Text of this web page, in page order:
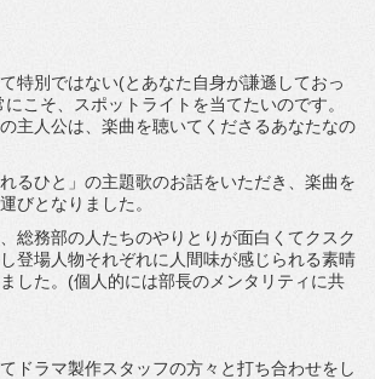
特別ではない(とあなた自身が謙遜しておっ
こそ、スポットライトを当てたいのです。
主人公は、楽曲を聴いてくださるあなたなの
れるひと」の主題歌のお話をいただき、楽曲を
びとなりました。
総務部の人たちのやりとりが面白くてクスク
登場人物それぞれに人間味が感じられる素晴
した。(個人的には部長のメンタリティに共
ドラマ製作スタッフの方々と打ち合わせをし